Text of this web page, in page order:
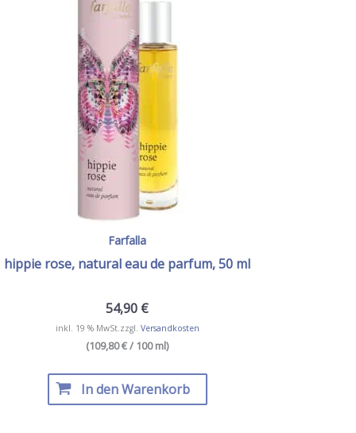
Farfalla
hippie rose, natural eau de parfum, 50 ml
54,90 €
inkl. 19 % MwSt.zzgl. Versandkosten
(109,80 € / 100 ml)
In den Warenkorb